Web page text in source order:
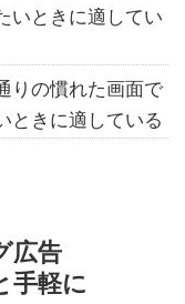
いときに適してい
りの慣れた画面で
ときに適している
広告
手軽に